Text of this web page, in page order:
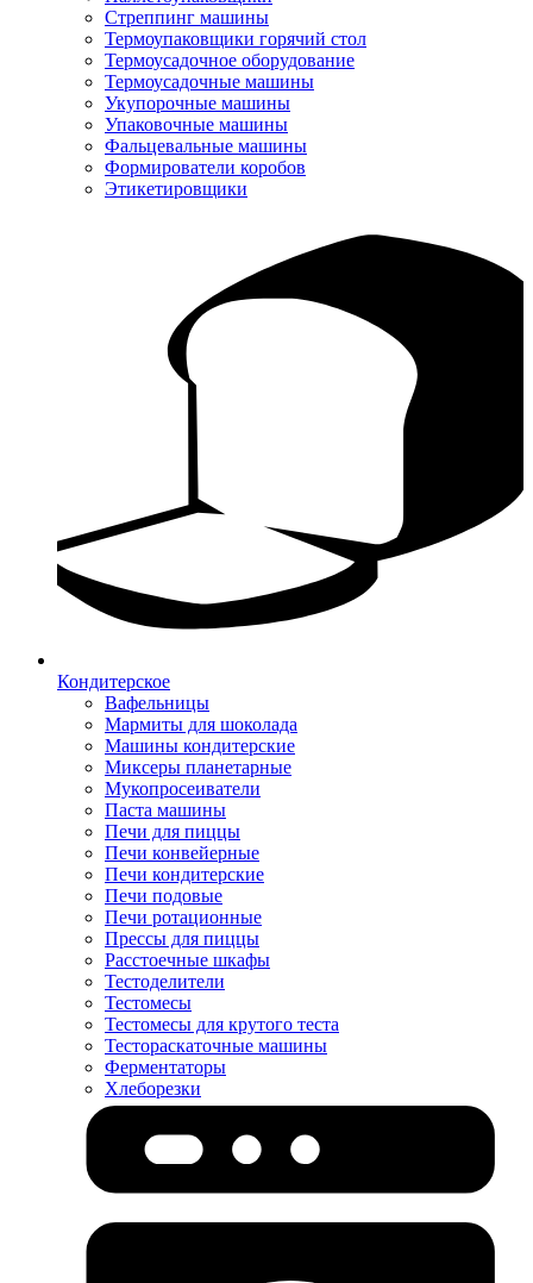
Стреппинг машины
Термоупаковщики горячий стол
Термоусадочное оборудование
Термоусадочные машины
Укупорочные машины
Упаковочные машины
Фальцевальные машины
Формирователи коробов
Этикетировщики
Кондитерское
Вафельницы
Мармиты для шоколада
Машины кондитерские
Миксеры планетарные
Мукопросеиватели
Паста машины
Печи для пиццы
Печи конвейерные
Печи кондитерские
Печи подовые
Печи ротационные
Прессы для пиццы
Расстоечные шкафы
Тестоделители
Тестомесы
Тестомесы для крутого теста
Тестораскаточные машины
Ферментаторы
Хлеборезки